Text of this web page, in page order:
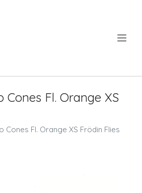
Cones Fl. Orange XS
Cones Fl. Orange XS Frödin Flies